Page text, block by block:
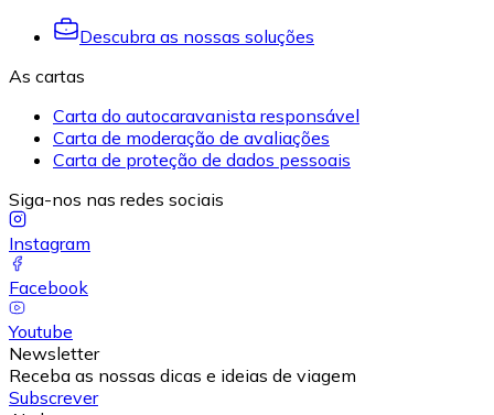
Descubra as nossas soluções
As cartas
Carta do autocaravanista responsável
Carta de moderação de avaliações
Carta de proteção de dados pessoais
Siga-nos nas redes sociais
Instagram
Facebook
Youtube
Newsletter
Receba as nossas dicas e ideias de viagem
Subscrever